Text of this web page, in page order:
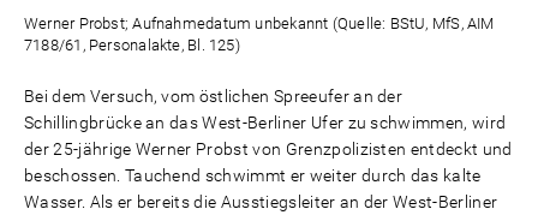
Werner Probst; Aufnahmedatum unbekannt (Quelle: BStU, MfS, AIM
7188/61, Personalakte, Bl. 125)
Bei dem Versuch, vom östlichen Spreeufer an der
Schillingbrücke an das West-Berliner Ufer zu schwimmen, wird
der 25-jährige Werner Probst von Grenzpolizisten entdeckt und
beschossen. Tauchend schwimmt er weiter durch das kalte
Wasser. Als er bereits die Ausstiegsleiter an der West-Berliner